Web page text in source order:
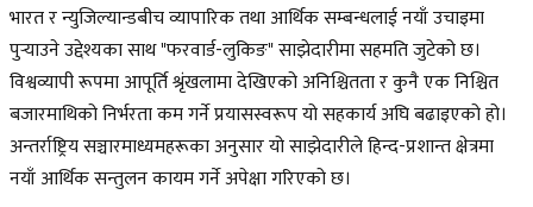
भारत र न्युजिल्यान्डबीच व्यापारिक तथा आर्थिक सम्बन्धलाई नयाँ उचाइमा
पुर्‍याउने उद्देश्यका साथ "फरवार्ड-लुकिङ" साझेदारीमा सहमति जुटेको छ।
विश्वव्यापी रूपमा आपूर्ति श्रृंखलामा देखिएको अनिश्चितता र कुनै एक निश्चित
बजारमाथिको निर्भरता कम गर्ने प्रयासस्वरूप यो सहकार्य अघि बढाइएको हो।
अन्तर्राष्ट्रिय सञ्चारमाध्यमहरूका अनुसार यो साझेदारीले हिन्द-प्रशान्त क्षेत्रमा
नयाँ आर्थिक सन्तुलन कायम गर्ने अपेक्षा गरिएको छ।